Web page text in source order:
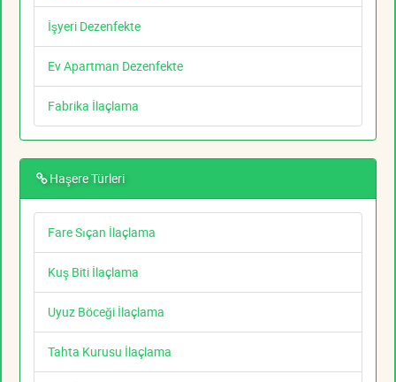
İşyeri Dezenfekte
Ev Apartman Dezenfekte
Fabrika İlaçlama
Haşere Türleri
Fare Sıçan İlaçlama
Kuş Biti İlaçlama
Uyuz Böceği İlaçlama
Tahta Kurusu İlaçlama